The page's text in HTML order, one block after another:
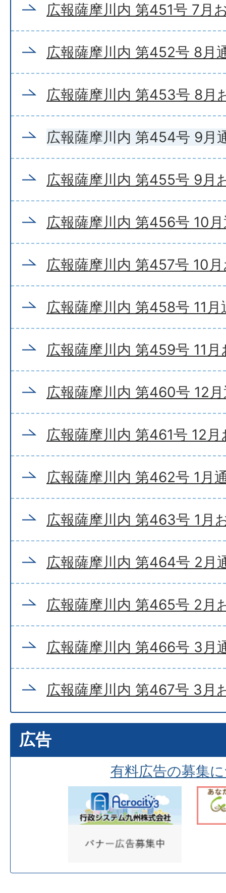
広報薩摩川内 第451号 7月
広報薩摩川内 第452号 8月
広報薩摩川内 第453号 8月
広報薩摩川内 第454号 9月
広報薩摩川内 第455号 9月
広報薩摩川内 第456号 10
広報薩摩川内 第457号 10
広報薩摩川内 第458号 11月
広報薩摩川内 第459号 11
広報薩摩川内 第460号 12
広報薩摩川内 第461号 12
広報薩摩川内 第462号 1月
広報薩摩川内 第463号 1月
広報薩摩川内 第464号 2月
広報薩摩川内 第465号 2月
広報薩摩川内 第466号 3月
広報薩摩川内 第467号 3月
広告
有料広告の募集